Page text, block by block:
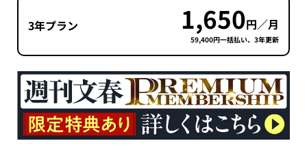
3年プラン 1,650円／月
59,400円一括払い、3年更新